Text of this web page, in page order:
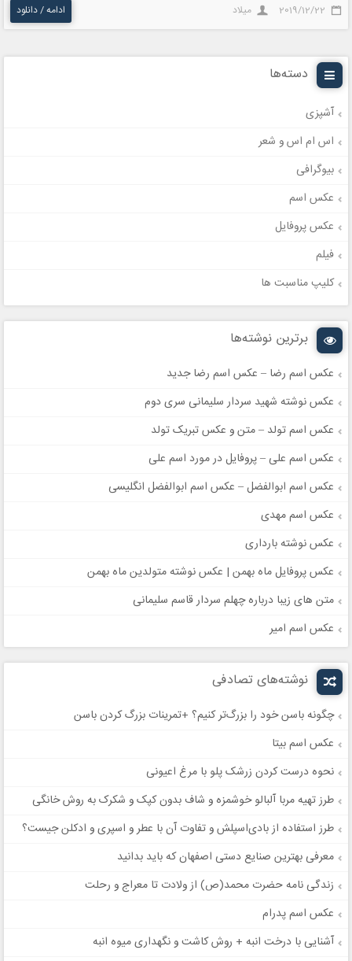
2019/12/22 میلاد ادامه / دانلود
دسته‌ها
آشپزی
اس ام اس و شعر
بیوگرافی
عکس اسم
عکس پروفایل
فیلم
کلیپ مناسبت ها
برترین نوشته‌ها
عکس اسم رضا – عکس اسم رضا جدید
عکس نوشته شهید سردار سلیمانی سری دوم
عکس اسم تولد – متن و عکس تبریک تولد
عکس اسم علی – پروفایل در مورد اسم علی
عکس اسم ابوالفضل – عکس اسم ابوالفضل انگلیسی
عکس اسم مهدی
عکس نوشته بارداری
عکس پروفایل ماه بهمن | عکس نوشته متولدین ماه بهمن
متن های زیبا درباره چهلم سردار قاسم سلیمانی
عکس اسم امیر
نوشته‌های تصادفی
چگونه باسن خود را بزرگ‌تر کنیم؟ +تمرینات بزرگ کردن باسن
عکس اسم بیتا
نحوه درست کردن زرشک پلو با مرغ اعیونی
طرز تهیه مربا آلبالو خوشمزه و شاف بدون کپک و شکرک به روش خانگی
طرز استفاده از بادی‌اسپلش و تفاوت آن با عطر و اسپری و ادکلن جیست؟
معرفی بهترین صنایع دستی اصفهان که باید بدانید
زندگی نامه حضرت محمد(ص) از ولادت تا معراج و رحلت
عکس اسم پدرام
آشنایی با درخت انبه + روش کاشت و نگهداری میوه انبه